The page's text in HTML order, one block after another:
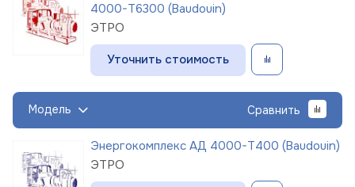
4000-Т6300 (Baudouin)
ЭТРО
Уточнить стоимость
Модель Сравнить
Энергокомплекс АД 4000-Т400 (Baudouin)
ЭТРО